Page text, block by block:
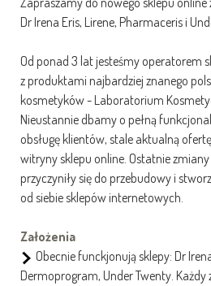
Dr Irena Eris, Lirene, Pharmaceris i
Od ponad 3 lat jesteśmy operatorem
z produktami najbardziej znanego
kosmetyków - Laboratorium
Nieustannie dbamy o pełną
obsługę klientów, stale aktualną
witryny sklepu online. Ostatnie
przyczyniły się do przebudowy i
od siebie sklepów internetowych.
Założenia
Obecnie funckjonują sklepy: Dr
Dermoprogram, Under Twenty. Każdy